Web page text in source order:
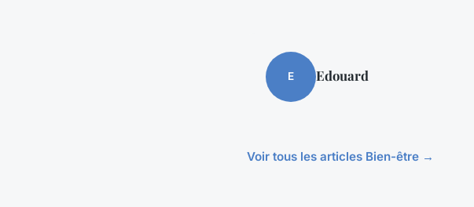
E Edouard
Voir tous les articles Bien-être →